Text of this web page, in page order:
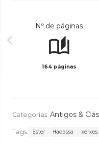
Nº de páginas
164 páginas
Categorias: Antigos &
Tags: Ester Hadassa xerxes